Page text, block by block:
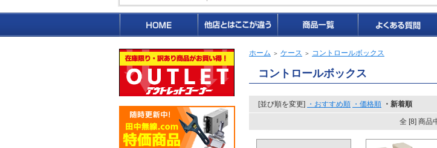
ホーム ＞ ケース ＞ コントロールボックス
コントロールボックス
[並び順を変更] ・おすすめ順 ・価格順 ・新着順
全 [8] 商品